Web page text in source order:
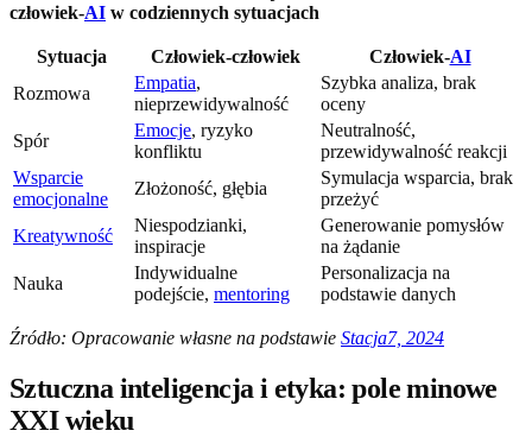
człowiek-AI w codziennych sytuacjach
Sytuacja Człowiek-człowiek Człowiek-AI
Rozmowa
Empatia,
nieprzewidywalność
Szybka analiza, brak
oceny
Spór
Emocje, ryzyko
konfliktu
Neutralność,
przewidywalność reakcji
Wsparcie
emocjonalne
Złożoność, głębia
Symulacja wsparcia, brak
przeżyć
Kreatywność
Niespodzianki,
inspiracje
Generowanie pomysłów
na żądanie
Nauka
Indywidualne
podejście, mentoring
Personalizacja na
podstawie danych
Źródło: Opracowanie własne na podstawie Stacja7, 2024
Sztuczna inteligencja i etyka: pole minowe
XXI wieku